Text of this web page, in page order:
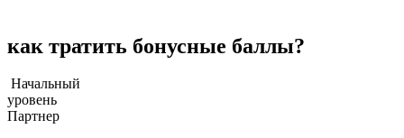
как тратить бонусные баллы?
Начальный
уровень
Партнер